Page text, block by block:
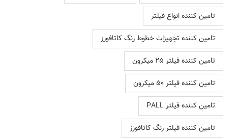
تامین کننده انواع فیلتر
تامین کننده تجهیزات خطوط رنگ کاتافورز
تامین کننده فیلتر 25 میکرون
تامین کننده فیلتر 50 میکرون
تامین کننده فیلتر PALL
تامین کننده فیلتر رنگ کاتافورز